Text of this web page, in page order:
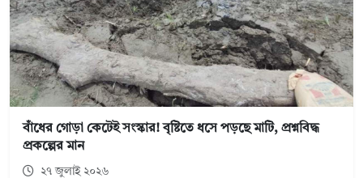
বাঁধের গোড়া কেটেই সংস্কার! বৃষ্টিতে ধসে পড়ছে মাটি, প্রশ্নবিদ্ধ
প্রকল্পের মান
২৭ জুলাই ২০২৬